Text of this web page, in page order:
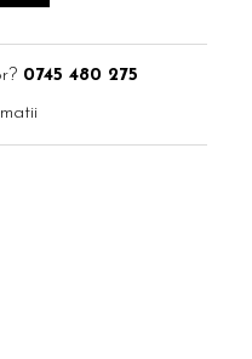
0745 480 275